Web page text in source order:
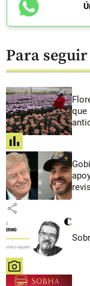
Para
que
share
share
share